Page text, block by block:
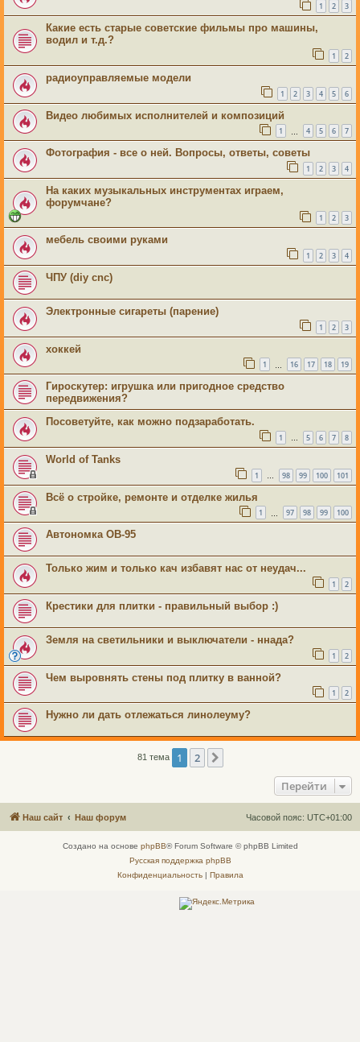
1 2 3
Какие есть старые советские фильмы про машины,
водил и т.д.?
1 2
радиоуправляемые модели
1 2 3 4 5 6
Видео любимых исполнителей и композиций
1 4 5 6 7
Фотография - все о ней. Вопросы, ответы, советы
1 2 3 4
На каких музыкальных инструментах играем,
форумчане?
1 2 3
мебель своими руками
1 2 3 4
ЧПУ (diy cnc)
Электронные сигареты (парение)
1 2 3
хоккей
1 16 17 18 19
Гироскутер: игрушка или пригодное средство
передвижения?
Посоветуйте, как можно подзаработать.
1 … 5 6 7 8
World of Tanks
1 … 98 99 100 101
Всё о стройке, ремонте и отделке жилья
1 97 98 99 100
Автономка ОВ-95
Только жим и только кач избавят нас от неудач...
1 2
Крестики для плитки - правильный выбор :)
Земля на светильники и выключатели - ннада?
1 2
Чем выровнять стены под плитку в ванной?
1 2
Нужно ли дать отлежаться линолеуму?
81 тема 1 2
Перейти
Наш сайт Наш форум Часовой пояс: UTC+01:00
Создано на основе phpBB® Forum Software © phpBB Limited
Русская поддержка phpBB
Конфиденциальность| Правила